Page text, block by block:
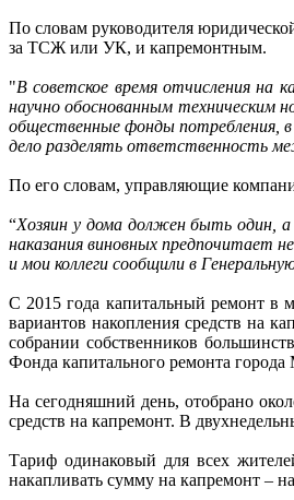
По словам руководителя
за ТСЖ или УК, и капремонтным.
"В советское время отчисления на
научно обоснованным техническим
общественные фонды потребления,
дело разделять ответственность
По его словам, управляющие
“Хозяин у дома должен быть один,
наказания виновных предпочитает
и мои коллеги сообщили в
С 2015 года капитальный ремонт в
вариантов накопления средств на
собрании собственников
Фонда капитального ремонта
На сегодняшний день, отобрано
средств на капремонт. В
Тариф одинаковый для всех
накапливать сумму на капремонт –